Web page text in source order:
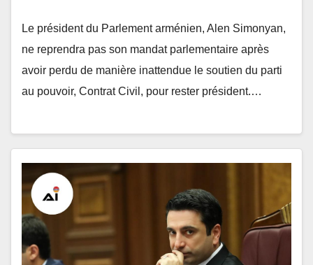
Le président du Parlement arménien, Alen Simonyan,
ne reprendra pas son mandat parlementaire après
avoir perdu de manière inattendue le soutien du parti
au pouvoir, Contrat Civil, pour rester président.…